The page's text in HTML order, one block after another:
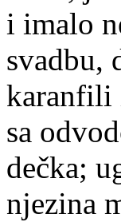
i imalo
svadbu,
karanfili
sa
dečka;
njezina